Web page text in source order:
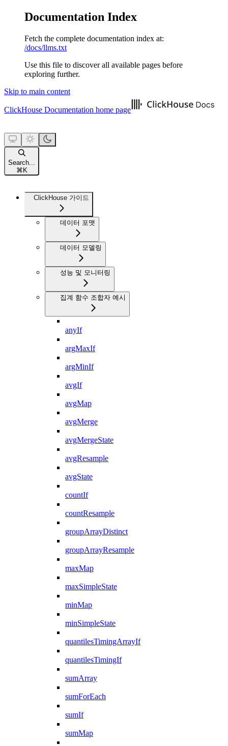
Documentation Index
Fetch the complete documentation index at:
/docs/llms.txt
Use this file to discover all available pages before
exploring further.
Skip to main content
ClickHouse Documentation home page
Search...
⌘ K
ClickHouse 가이드
데이터 포맷
데이터 모델링
성능 및 모니터링
집계 함수 조합자 예시
anyIf
argMaxIf
argMinIf
avgIf
avgMap
avgMerge
avgMergeState
avgResample
avgState
countIf
countResample
groupArrayDistinct
groupArrayResample
maxMap
maxSimpleState
minMap
minSimpleState
quantilesTimingArrayIf
quantilesTimingIf
sumArray
sumForEach
sumIf
sumMap